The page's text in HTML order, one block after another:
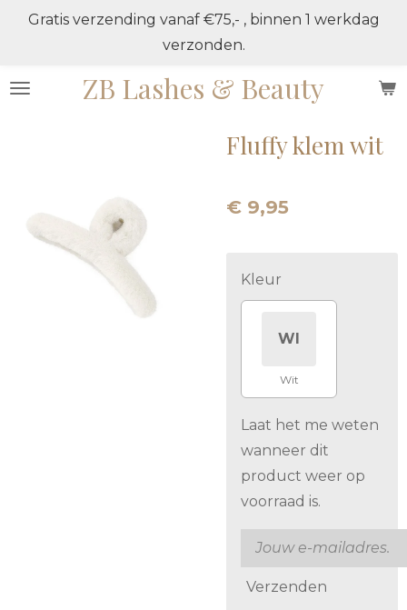
de
ZB Lashes & Beauty
Gratis verzending vanaf €75,- , binnen 1 werkdag
verzonden.
Fluffy klem wit
€ 9,95
Kleur
WI
Wit
Laat het me weten
wanneer dit
product weer op
voorraad is.
Verzenden